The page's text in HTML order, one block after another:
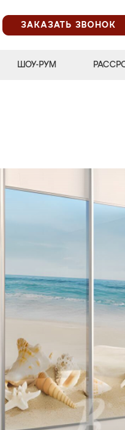
ЗАКАЗАТЬ ЗВОНОК
ШОУ-РУМ